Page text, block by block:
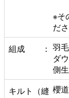
※そ
ださ
組成
羽
ダ
側
キルト（縫 櫻